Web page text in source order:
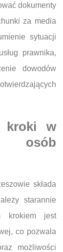
dokumenty
za media
sytuacji
prawnika,
dowodów
kroki w
osób
składa
starannie
krokiem jest
co pozwala
możliwości